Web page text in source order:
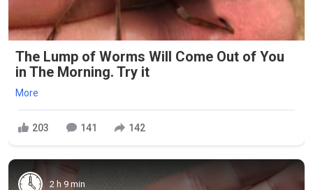
The Lump of Worms Will Come Out of You
in The Morning. Try it
More
203 141 142
2 h 9 min